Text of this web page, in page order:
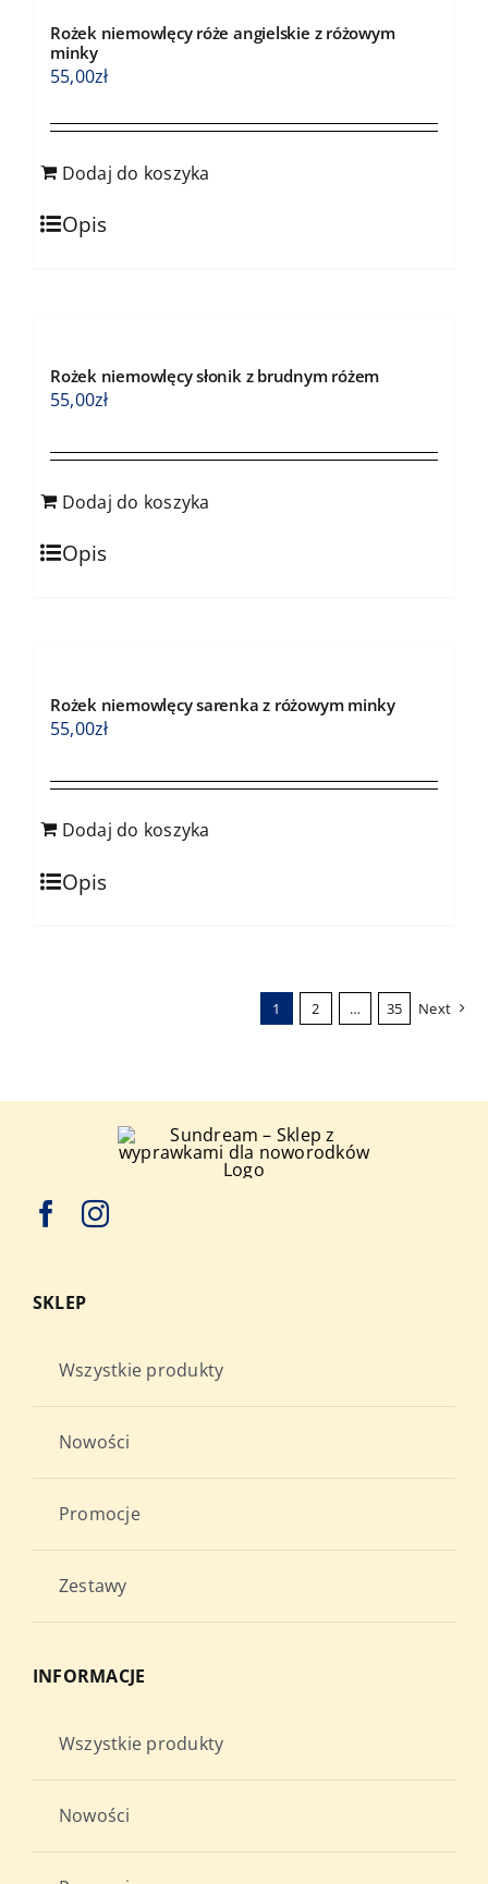
Rożek niemowlęcy róże angielskie z różowym
minky
55,00zł
Dodaj do koszyka
Opis
Rożek niemowlęcy słonik z brudnym różem
55,00zł
Dodaj do koszyka
Opis
Rożek niemowlęcy sarenka z różowym minky
55,00zł
Dodaj do koszyka
Opis
1 2 … 35 Next
SKLEP
Wszystkie produkty
Nowości
Promocje
Zestawy
INFORMACJE
Wszystkie produkty
Nowości